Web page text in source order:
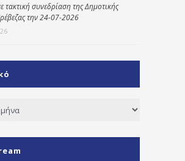
συνεδρίαση της Δημοτικής
την 24-07-2026